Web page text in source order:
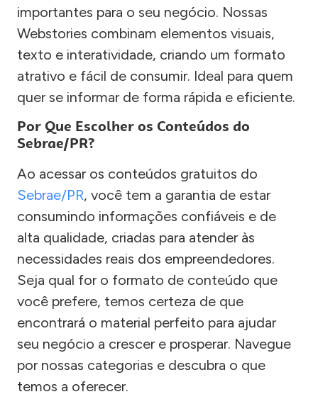
importantes para o seu negócio. Nossas
Webstories combinam elementos visuais,
texto e interatividade, criando um formato
atrativo e fácil de consumir. Ideal para quem
quer se informar de forma rápida e eficiente.
Por Que Escolher os Conteúdos do
Sebrae/PR?
Ao acessar os conteúdos gratuitos do
Sebrae/PR, você tem a garantia de estar
consumindo informações confiáveis e de
alta qualidade, criadas para atender às
necessidades reais dos empreendedores.
Seja qual for o formato de conteúdo que
você prefere, temos certeza de que
encontrará o material perfeito para ajudar
seu negócio a crescer e prosperar. Navegue
por nossas categorias e descubra o que
temos a oferecer.